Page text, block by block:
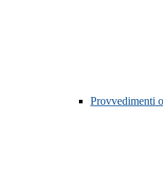
Provvedimenti